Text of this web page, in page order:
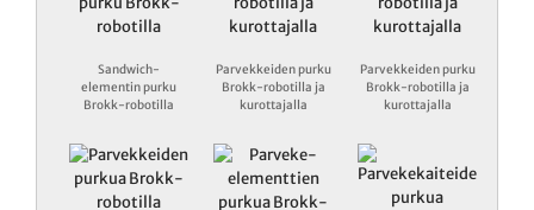
Sandwich-
elementin purku
Brokk-robotilla
Parvekkeiden purku
Brokk-robotilla ja
kurottajalla
Parvekkeiden purku
Brokk-robotilla ja
kurottajalla